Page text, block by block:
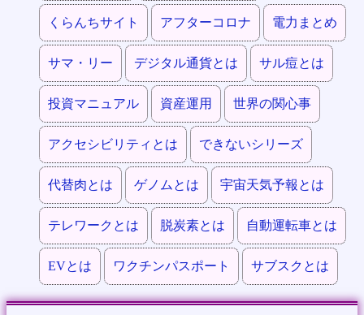
くらんちサイト アフターコロナ 電力まとめ
サマ・リー デジタル通貨とは サル痘とは
投資マニュアル 資産運用 世界の関心事
アクセシビリティとは できないシリーズ
代替肉とは ゲノムとは 宇宙天気予報とは
テレワークとは 脱炭素とは 自動運転車とは
EVとは ワクチンパスポート サブスクとは